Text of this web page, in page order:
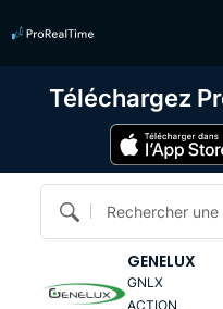
Rechercher une
GENELUX
GNLX
ACTION
Téléchargez